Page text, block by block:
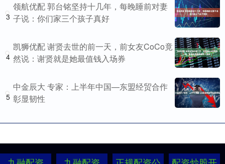
3
领航优配 郭台铭坚持十几年，每晚睡前对妻
子说：你们家三个孩子真好
4
凯狮优配 谢贤去世的前一天，前女友CoCo竟
然说：谢贤就是她最值钱入场券
5
中金辰大 专家：上半年中国—东盟经贸合作
彰显韧性